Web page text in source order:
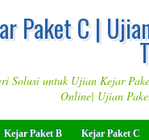
Paket C |
Solusi untuk Ujian Kejar
Online| Ujian
Kejar Paket B Kejar Paket C